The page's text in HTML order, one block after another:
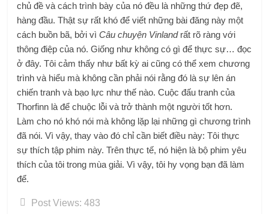
chủ đề và cách trình bày của nó đều là những thứ đẹp đẽ,
hàng đầu. Thật sự rất khó để viết những bài đăng này một
cách buồn bã, bởi vìCâu chuyện Vinlandrất rõ ràng với
thông điệp của nó. Giống như không có gì để thực sự… đọc
ở đây. Tôi cảm thấy như bất kỳ ai cũng có thể xem chương
trình và hiểu mà không cần phải nói rằng đó là sự lên án
chiến tranh và bạo lực như thế nào. Cuộc đấu tranh của
Thorfinn là để chuộc lỗi và trở thành một người tốt hơn.
Làm cho nó khó nói mà không lặp lại những gì chương trình
đã nói. Vì vậy, thay vào đó chỉ cần biết điều này: Tôi thực
sự thích tập phim này. Trên thực tế, nó hiện là bộ phim yêu
thích của tôi trong mùa giải. Vì vậy, tôi hy vọng bạn đã làm
để.
Post Views: 483